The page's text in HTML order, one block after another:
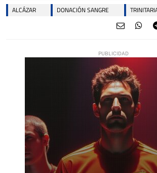
ALCÁZAR DONACIÓN SANGRE